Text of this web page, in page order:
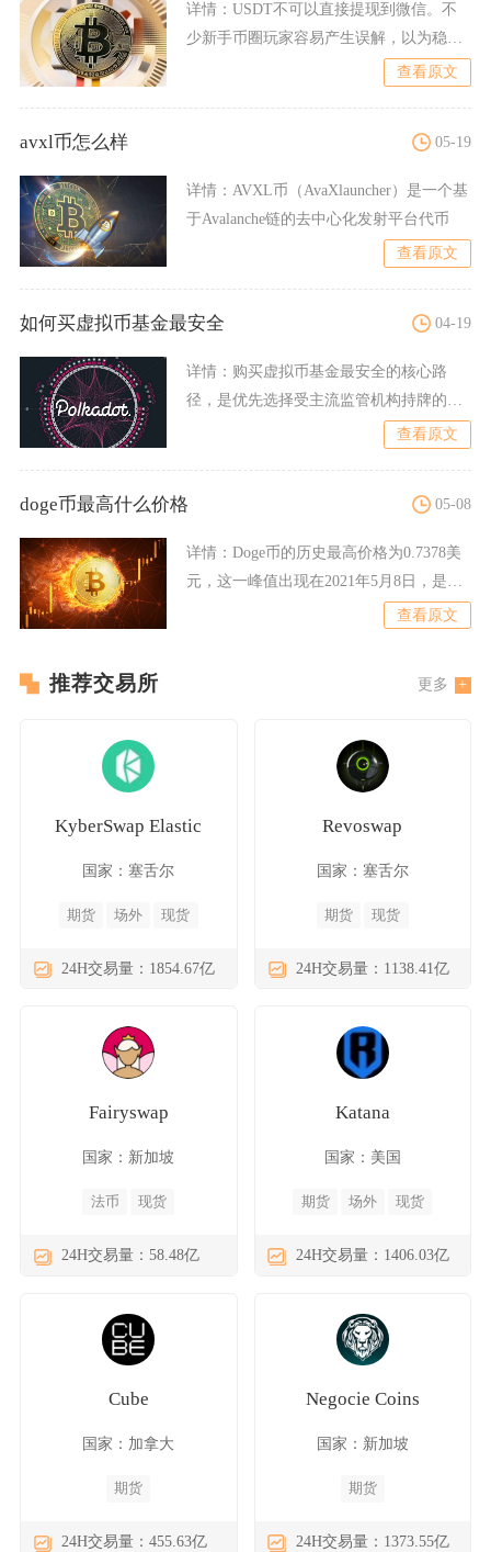
详情： USDT不可以直接提现到微信。不
少新手币圈玩家容易产生误解，以为稳定
查看原文
avxl币怎么样 05-19
详情： AVXL币（AvaXlauncher）是一个基
于Avalanche链的去中心化发射平台代币
查看原文
如何买虚拟币基金最安全 04-19
详情： 购买虚拟币基金最安全的核心路
径，是优先选择受主流监管机构持牌的合
规渠道，只投有明确备案、资
查看原文
doge币最高什么价格 05-08
详情： Doge币的历史最高价格为0.7378美
元，这一峰值出现在2021年5月8日，是狗
查看原文
推荐交易所 更多
KyberSwap Elastic
国家：塞舌尔
期货 场外 现货
24H交易量：1854.67亿
Revoswap
国家：塞舌尔
期货 现货
24H交易量：1138.41亿
Fairyswap
国家：新加坡
法币 现货
24H交易量：58.48亿
Katana
国家：美国
期货 场外 现货
24H交易量：1406.03亿
Cube
国家：加拿大
期货
24H交易量：455.63亿
Negocie Coins
国家：新加坡
期货
24H交易量：1373.55亿